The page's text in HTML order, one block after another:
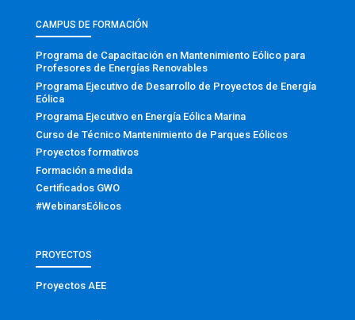
CAMPUS DE FORMACIÓN
Programa de Capacitación en Mantenimiento Eólico para
Profesores de Energías Renovables
Programa Ejecutivo de Desarrollo de Proyectos de Energía
Eólica
Programa Ejecutivo en Energía Eólica Marina
Curso de Técnico Mantenimiento de Parques Eólicos
Proyectos formativos
Formación a medida
Certificados GWO
#WebinarsEólicos
PROYECTOS
Proyectos AEE